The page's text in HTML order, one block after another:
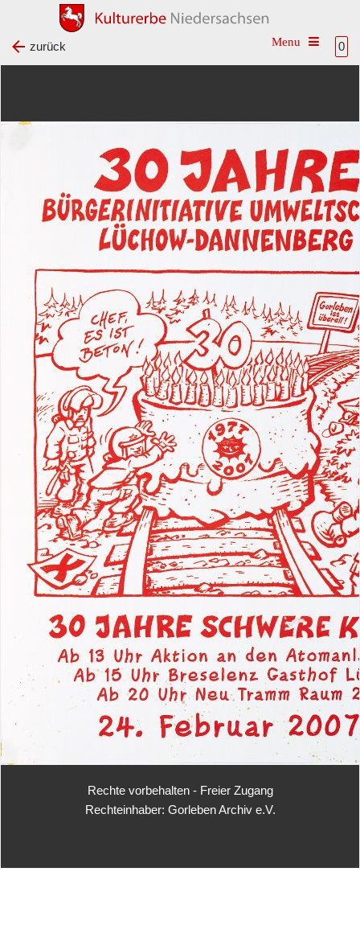
0
Toggle
zurück
Rechte vorbehalten - Freier Zugang
Rechteinhaber: Gorleben Archiv e.V.